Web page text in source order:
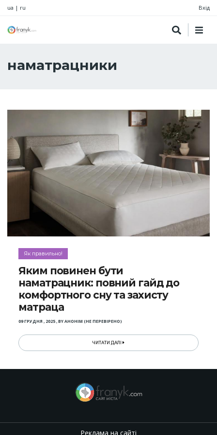
ua | ru Вхід
наматрацники
Як правильно!
Яким повинен бути
наматрацник: повний гайд до
комфортного сну та захисту
матраца
09 ГРУДНЯ , 2025,BYАНОНІМ (НЕ ПЕРЕВІРЕНО)
ЧИТАТИ ДАЛІ
Реклама на сайті